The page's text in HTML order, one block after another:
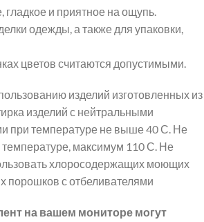
гладкое и приятное на ощупь.
одежды, а также для упаковки,
цветов считаются допустимыми.
изделий изготовленных из
изделий с нейтральными
при температуре не выше 40 С. Не
температуре, максимум 110 С. Не
хлоросодержащих моющих
порошков с отбеливателями
на вашем мониторе могут